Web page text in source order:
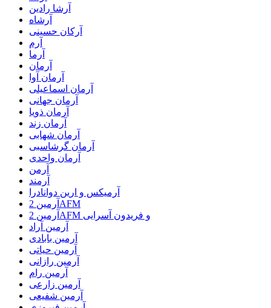
آرشا رادین
آرشاه
آرکان حسینی
آرم
آرما
آرمان
آرمان آوا
آرمان اسماعیلی
آرمان جهانی
آرمان ذویا
آرمان زند
آرمان شهابی
آرمان گرشاسبی
آرمان واحدی
آرمن
آرمند
آرمیکس و ارین دوانادرا
آرمین 2AFM
آرمین 2AFM و فریدون آسرایی
آرمین آراد
آرمین بابادی
آرمین حیاتی
آرمین رازانی
آرمین رام
آرمین زارعی
آرمین شفیعی